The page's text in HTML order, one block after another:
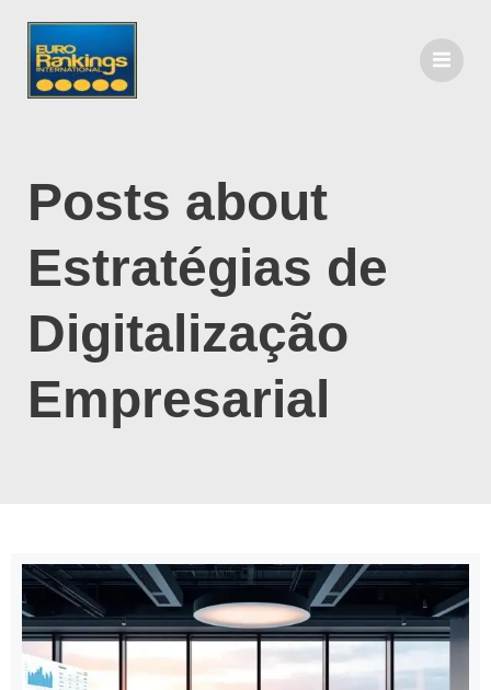
Posts about
Estratégias de
Digitalização
Empresarial